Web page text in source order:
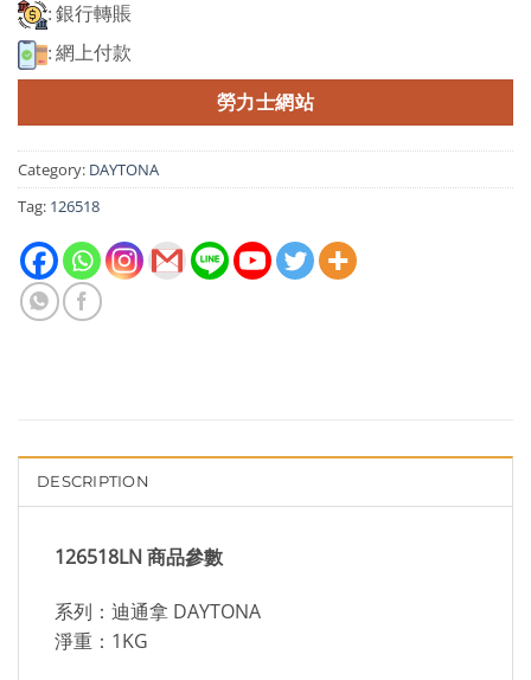
: 銀行轉賬
: 網上付款
勞力士網站
Category: DAYTONA
Tag: 126518
DESCRIPTION
126518LN 商品參數
系列：迪通拿 DAYTONA
淨重：1KG